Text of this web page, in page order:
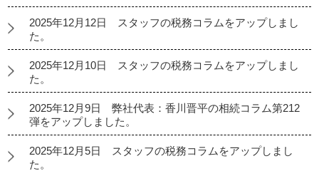
2025年12月12日 スタッフの税務コラムをアップしまし
た。
2025年12月10日 スタッフの税務コラムをアップしまし
た。
2025年12月9日 弊社代表：香川晋平の相続コラム第212
弾をアップしました。
2025年12月5日 スタッフの税務コラムをアップしまし
た。